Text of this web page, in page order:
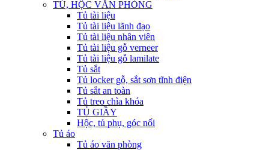
TỦ, HỘC VĂN PHÒNG
Tủ tài liệu
Tủ tài liệu lãnh đạo
Tủ tài liệu nhân viên
Tủ tài liệu gỗ verneer
Tủ tài liệu gỗ lamilate
Tủ sắt
Tủ locker gỗ, sắt sơn tĩnh điện
Tủ sắt an toàn
Tủ treo chìa khóa
TỦ GIẦY
Hộc, tủ phụ, góc nối
Tủ áo
Tủ áo văn phòng